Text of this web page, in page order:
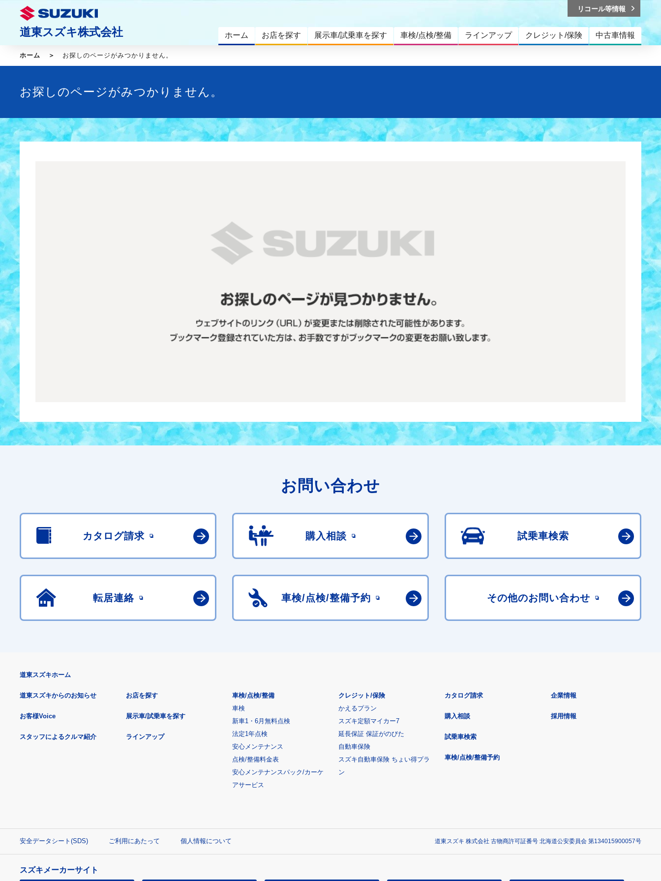
道東スズキ株式会社 ホーム お店を探す 展示車/試乗車を探す 車検/点検/整備 ラインアップ クレジット/保険 中古車情報
リコール等情報
ホーム お探しのページがみつかりません。
お探しのページがみつかりません。
お問い合わせ
カタログ請求 購入相談 試乗車検索
転居連絡 車検/点検/整備予約 その他のお問い合わせ
道東スズキホーム
道東スズキからのお知らせ
お客様Voice
スタッフによるクルマ紹介
お店を探す
展示車/試乗車を探す
ラインアップ
車検/点検/整備
車検
新車1・6月無料点検
法定1年点検
安心メンテナンス
点検/整備料金表
安心メンテナンスパック/カーケ
アサービス
クレジット/保険
かえるプラン
スズキ定額マイカー7
延長保証 保証がのびた
自動車保険
スズキ自動車保険 ちょい得プラ
ン
カタログ請求
購入相談
試乗車検索
車検/点検/整備予約
企業情報
採用情報
安全データシート(SDS) ご利用にあたって 個人情報について 道東スズキ 株式会社 古物商許可証番号 北海道公安委員会 第134015900057号
スズキメーカーサイト